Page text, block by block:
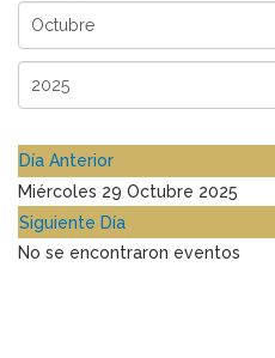
Día Anterior
Miércoles 29 Octubre 2025
Siguiente Día
No se encontraron eventos